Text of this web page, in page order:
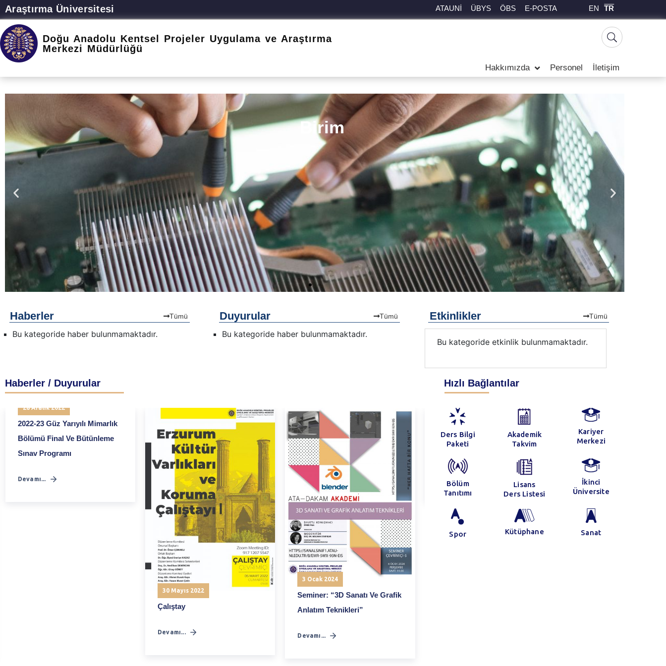
Araştırma Üniversitesi ATAUNİ ÜBYS ÖBS E-POSTA EN TR
Doğu Anadolu Kentsel Projeler Uygulama ve Araştırma
Merkezi Müdürlüğü
Hakkımızda Personel İletişim
Birim
Haberler Tümü
Bu kategoride haber bulunmamaktadır.
Duyurular Tümü
Bu kategoride haber bulunmamaktadır.
Etkinlikler Tümü
Bu kategoride etkinlik bulunmamaktadır.
Haberler / Duyurular
28 Aralık 2022
2022-23 Güz Yarıyılı Mimarlık
Bölümü Final Ve Bütünleme
Sınav Programı
Devamı...
30 Mayıs 2022
Çalıştay
Devamı...
3 Ocak 2024
Seminer: “3D Sanatı Ve Grafik
Anlatım Teknikleri”
Devamı...
28 Aralık 2022
2022-23 Güz Yarıyılı Mimarlık
Bölümü Final Ve Bütünleme
Devamı...
Hızlı Bağlantılar
Ders Bilgi
Paketi
Akademik
Takvim
Kariyer
Merkezi
Bölüm
Tanıtımı
Lisans
Ders Listesi
İkinci
Üniversite
Spor Kütüphane Sanat